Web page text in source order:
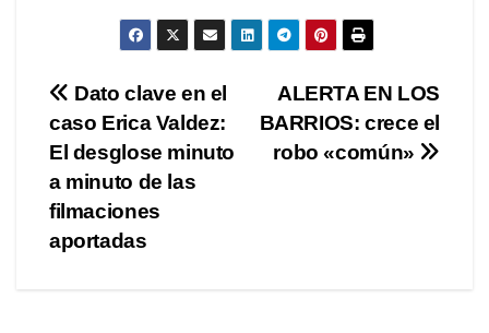
Navegación
de
entradas
ALERTA EN LOS
BARRIOS: crece el
robo «común»
Dato clave en el
caso Erica Valdez:
El desglose minuto
a minuto de las
filmaciones
aportadas